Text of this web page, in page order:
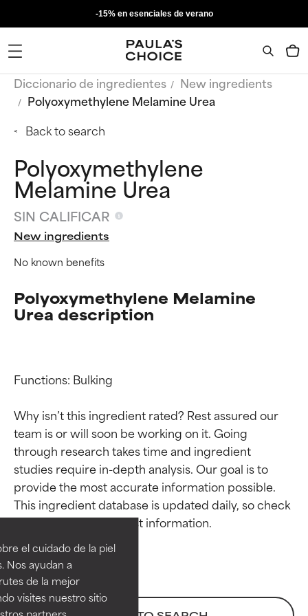
el cuidado de la piel
Nos ayudan a
de la mejor
visites nuestro sitio
-15% en esenciales de verano
Diccionario de ingredientes
New ingredients
Polyoxymethylene Melamine Urea
Back to search
Polyoxymethylene
Melamine Urea
SIN CALIFICAR
New ingredients
No known benefits
Polyoxymethylene Melamine
Urea description
Functions: Bulking
Why isn’t this ingredient rated? Rest assured our
team is or will soon be working on it. Going
through research takes time and ingredient
studies require in-depth analysis. Our goal is to
provide the most accurate information possible.
This ingredient database is updated daily, so check
Calificaciones de
ingredientes
EXCELENTE
Ingrediente sobresaliente con
beneficios reales para la piel. Su
eficacia está demostrada y
Calificaciones de
ingredientes
EXCELENTE
Ingrediente sobresaliente con
beneficios reales para la piel. Su
eficacia está demostrada y